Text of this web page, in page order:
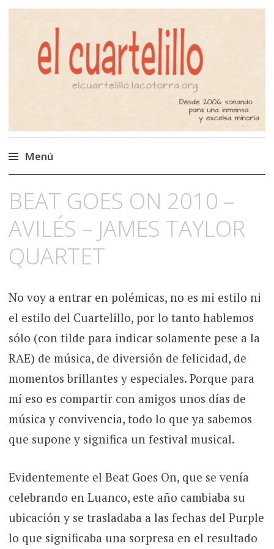
El Cuartelillo
Programa de radio de música
independiente. Podcast
Menú
al
BEAT GOES ON 2010 –
AVILÉS – JAMES TAYLOR
QUARTET
No voy a entrar en polémicas, no es mi estilo ni
el estilo del Cuartelillo, por lo tanto hablemos
sólo (con tilde para indicar solamente pese a la
RAE) de música, de diversión de felicidad, de
momentos brillantes y especiales. Porque para
mí eso es compartir con amigos unos días de
música y convivencia, todo lo que ya sabemos
que supone y significa un festival musical.
Evidentemente el Beat Goes On, que se venía
celebrando en Luanco, este año cambiaba su
ubicación y se trasladaba a las fechas del Purple
lo que significaba una sorpresa en el resultado